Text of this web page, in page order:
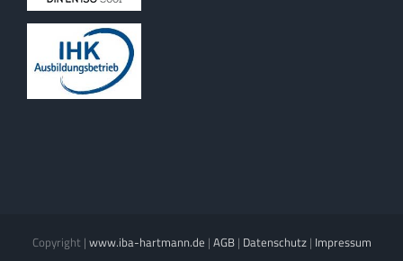
Copyright | www.iba-hartmann.de | AGB| Datenschutz| Impressum